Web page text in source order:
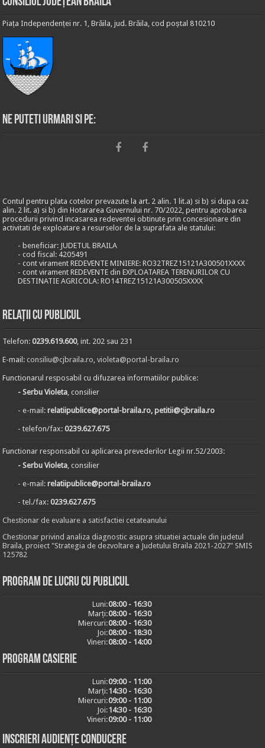
Piața Independenței nr. 1, Brăila, jud. Brăila, cod poștal 810210
Ne puteti urmari si pe:
Contul pentru plata cotelor prevazute la art. 2 alin. 1 lit.a) si b) si dupa caz
alin. 2 lit. a) si b) din Hotararea Guvernului nr. 70/2022, pentru aprobarea
procedurii privind incasarea redeventei obtinute prin concesionare din
activitati de exploatare a resurselor de la suprafata ale statului:
- beneficiar: JUDETUL BRAILA
- cod fiscal: 4205491
- cont virament REDEVENTE MINIERE: RO32TREZ15121A300501XXXX
- cont virament REDEVENTE din EXPLOATAREA TERENURILOR CU
DESTINATIE AGRICOLA: RO14TREZ15121A300505XXXX
Relații cu publicul
Telefon:0239.619.600, int. 202 sau 231
E-mail:consiliu@cjbraila.ro,violeta@portal-braila.ro
Functionarul resposabil cu difuzarea informatiilor publice:
- Serbu Violeta, consilier
- e-mail:relatiipublice@portal-braila.ro, petitii@cjbraila.ro
- telefon/fax:0239.627.675
Functionar responsabil cu aplicarea prevederilor Legii nr.52/2003:
- Serbu Violeta, consilier
- e-mail:relatiipublice@portal-braila.ro
- tel./fax:0239.627.675
Chestionar de evaluare a satisfactiei cetateanului
Chestionar privind analiza diagnostic asupra situatiei actuale din judetul
Braila, proiect "Strategia de dezvoltare a Judetului Braila 2021-2027" SMIS
125782
Program de lucru cu publicul
Luni:08:00 - 16:30
Marți:08:00 - 16:30
Miercuri:08:00 - 16:30
Joi:08:00 - 18:30
Vineri:08:00 - 14:00
Program casierie
Luni:09:00 - 11:00
Marți:14:30 - 16:30
Miercuri:09:00 - 11:00
Joi:14:30 - 16:30
Vineri:09:00 - 11:00
Inscrieri audiențe conducere